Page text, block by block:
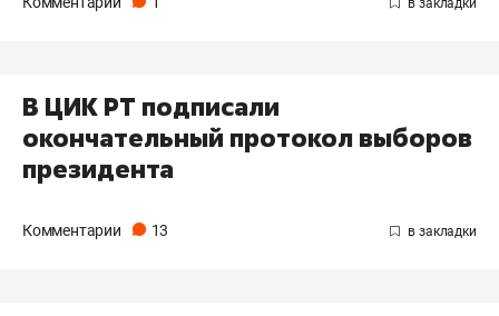
В ЦИК РТ подписали
окончательный протокол выборов
президента
Комментарии 13